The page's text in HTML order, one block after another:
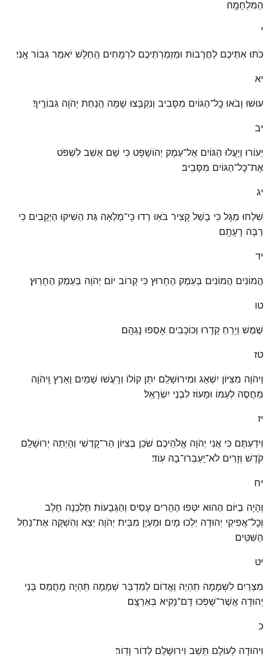
הַמִּלְחָמָֽה׃
י
כֹּתּוּ אִתֵּיכֶם לַחֲרָבוֹת וּמַזְמְרֹֽתֵיכֶם לִרְמָחִים הַֽחַלָּשׁ יֹאמַר גִּבּוֹר אָֽנִי׃
יא
עוּשׁוּ וָבֹאוּ כׇֽל־הַגּוֹיִם מִסָּבִיב וְנִקְבָּצוּ שָׁמָּה הַֽנְחַת יְהֹוָה גִּבּוֹרֶֽיךָ׃
יב
יֵעוֹרוּ וְיַעֲלוּ הַגּוֹיִם אֶל־עֵמֶק יְהוֹשָׁפָט כִּי שָׁם אֵשֵׁב לִשְׁפֹּט
אֶת־כׇּל־הַגּוֹיִם מִסָּבִֽיב׃
יג
שִׁלְחוּ מַגָּל כִּי בָשַׁל קָצִיר בֹּאֽוּ רְדוּ כִּֽי־מָלְאָה גַּת הֵשִׁיקוּ הַיְקָבִים כִּי
רַבָּה רָעָתָֽם׃
יד
הֲמוֹנִים הֲמוֹנִים בְּעֵמֶק הֶחָרוּץ כִּי קָרוֹב יוֹם יְהֹוָה בְּעֵמֶק הֶחָרֽוּץ׃
טו
שֶׁמֶשׁ וְיָרֵחַ קָדָרוּ וְכוֹכָבִים אָסְפוּ נׇגְהָֽם׃
טז
וַיהֹוָה מִצִּיּוֹן יִשְׁאָג וּמִירוּשָׁלַ͏ִם יִתֵּן קוֹלוֹ וְרָעֲשׁוּ שָׁמַיִם וָאָרֶץ וַֽיהֹוָה
מַחֲסֶה לְעַמּוֹ וּמָעוֹז לִבְנֵי יִשְׂרָאֵֽל׃
יז
וִידַעְתֶּם כִּי אֲנִי יְהֹוָה אֱלֹהֵיכֶם שֹׁכֵן בְּצִיּוֹן הַר־קׇדְשִׁי וְהָיְתָה יְרוּשָׁלַ͏ִם
קֹדֶשׁ וְזָרִים לֹא־יַֽעַבְרוּ־בָהּ עֽוֹד׃
יח
וְהָיָה בַיּוֹם הַהוּא יִטְּפוּ הֶהָרִים עָסִיס וְהַגְּבָעוֹת תֵּלַכְנָה חָלָב
וְכׇל־אֲפִיקֵי יְהוּדָה יֵלְכוּ מָיִם וּמַעְיָן מִבֵּית יְהֹוָה יֵצֵא וְהִשְׁקָה אֶת־נַחַל
הַשִּׁטִּֽים׃
יט
מִצְרַיִם לִשְׁמָמָה תִֽהְיֶה וֶאֱדוֹם לְמִדְבַּר שְׁמָמָה תִּֽהְיֶה מֵֽחֲמַס בְּנֵי
יְהוּדָה אֲשֶׁר־שָׁפְכוּ דָם־נָקִיא בְּאַרְצָֽם׃
כ
וִיהוּדָה לְעוֹלָם תֵּשֵׁב וִירוּשָׁלַ͏ִם לְדוֹר וָדֽוֹר׃